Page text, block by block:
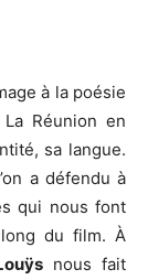
à la poésie
Réunion en
sa langue.
a défendu à
qui nous font
du film. À
nous fait